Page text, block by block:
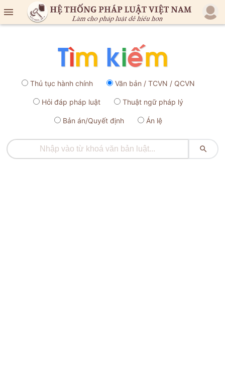

Thủ tục hành chính Văn bản / TCVN / QCVN
Hỏi đáp pháp luật Thuật ngữ pháp lý
Bản án/Quyết định Án lệ
